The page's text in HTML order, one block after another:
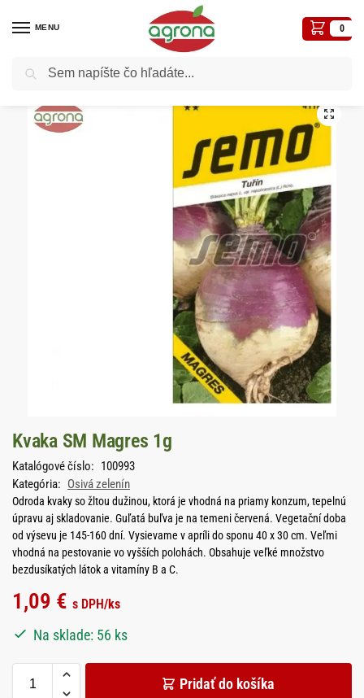
MENU 0
Domov Semená - osivá / Osivá zelenín
Kvaka SM Magres 1g
Katalógové číslo: 100993
Kategória: Osivá zelenín
Odroda kvaky so žltou dužinou, ktorá je vhodná na priamy konzum, tepelnú
úpravu aj skladovanie. Guľatá buľva je na temeni červená. Vegetační doba
od výsevu je 145-160 dní. Vysievame v apríli do sponu 40 x 30 cm. Veľmi
vhodná na pestovanie vo vyšších polohách. Obsahuje veľké množstvo
bezdusíkatých látok a vitamíny B a C.
1,09 € s DPH/ks
Na sklade: 56 ks
Pridať do košíka